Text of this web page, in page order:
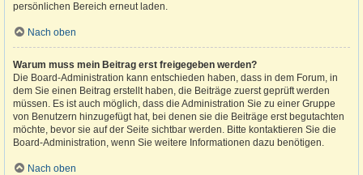
persönlichen Bereich erneut laden.
Nach oben
Warum muss mein Beitrag erst freigegeben werden?
Die Board-Administration kann entschieden haben, dass in dem Forum, in
dem Sie einen Beitrag erstellt haben, die Beiträge zuerst geprüft werden
müssen. Es ist auch möglich, dass die Administration Sie zu einer Gruppe
von Benutzern hinzugefügt hat, bei denen sie die Beiträge erst begutachten
möchte, bevor sie auf der Seite sichtbar werden. Bitte kontaktieren Sie die
Board-Administration, wenn Sie weitere Informationen dazu benötigen.
Nach oben